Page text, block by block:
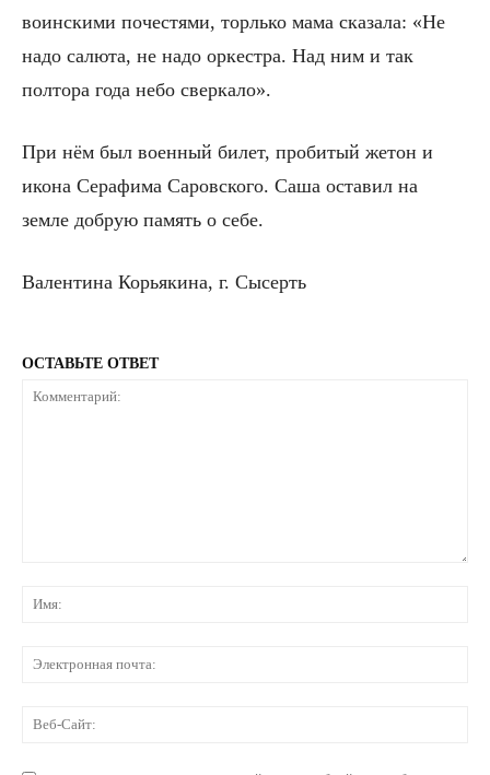
воинскими почестями, торлько мама сказала: «Не
надо салюта, не надо оркестра. Над ним и так
полтора года небо сверкало».
При нём был военный билет, пробитый жетон и
икона Серафима Саровского. Саша оставил на
земле добрую память о себе.
Валентина Корьякина, г. Сысерть
ОСТАВЬТЕ ОТВЕТ